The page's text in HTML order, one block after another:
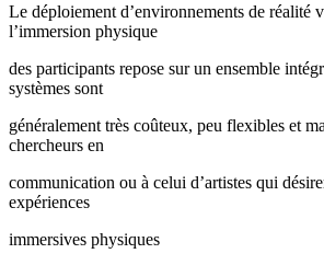
Le déploiement d’environnements de réalité
l’immersion physique
des participants repose sur un ensemble
systèmes sont
généralement très coûteux, peu flexibles et
chercheurs en
communication ou à celui d’artistes qui
expériences
immersives physiques